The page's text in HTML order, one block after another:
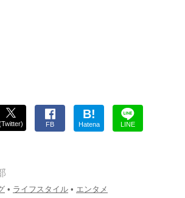
FB
B!
Hatena LINE
• ライフスタイル • エンタメ